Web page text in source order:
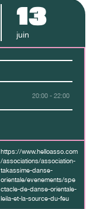
13
juin
20:00 - 22:00
https://www.helloasso.com
/associations/association-
takassime-danse-
orientale/evenements/spe
ctacle-de-danse-orientale-
leila-et-la-source-du-feu